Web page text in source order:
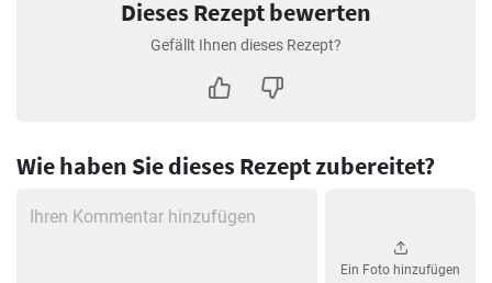
Dieses Rezept bewerten
Gefällt Ihnen dieses Rezept?
Wie haben Sie dieses Rezept zubereitet?
Ein Foto hinzufügen